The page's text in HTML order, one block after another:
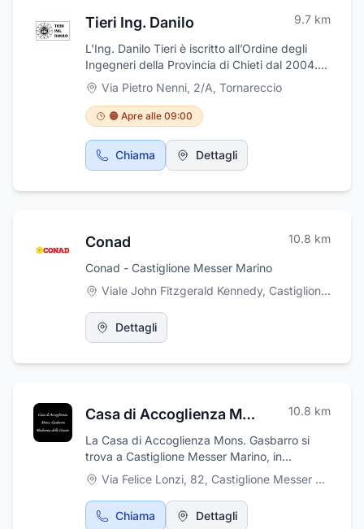
Tieri Ing. Danilo 9.7 km
L'Ing. Danilo Tieri è iscritto all’Ordine degli
Ingegneri della Provincia di Chieti dal 2004.
Grazie all'esperienza maturata negli anni, è in
grado di offrire al cliente soluzioni
personalizzate per ogni esigenza,
occupandosi del disbrigo di pratiche catastali,
di analisi strutturali, disbrigo di pratiche per
certificazioni antincendio, direzione dei lavori,
industriali e si occupa di progettazioni per
Responsabile dei Lavori per costruzione,
energetiche (elettriche -idroelettriche ed
eoliche) e nel campo delle sistemazioni
Via Pietro Nenni, 2/A, Tornareccio
🟠 Apre alle 09:00
Chiama Dettagli
Conad 10.8 km
Conad - Castiglione Messer Marino
Viale John Fitzgerald Kennedy, Castiglione Messer Marino
Dettagli
Casa di Accoglienza Mons. Gasbarro Madonna delle Grazie 10.8 km
La Casa di Accoglienza Mons. Gasbarro si
trova a Castiglione Messer Marino, in
provincia di Chieti. Grazie all'impegno ed alla
professionalità dei propri collaboratori, la
Casa di Accoglienza Mons. Gasbarro è in
grado di fornire un prezioso servizio
Via Felice Lonzi, 82, Castiglione Messer Marino
Chiama Dettagli